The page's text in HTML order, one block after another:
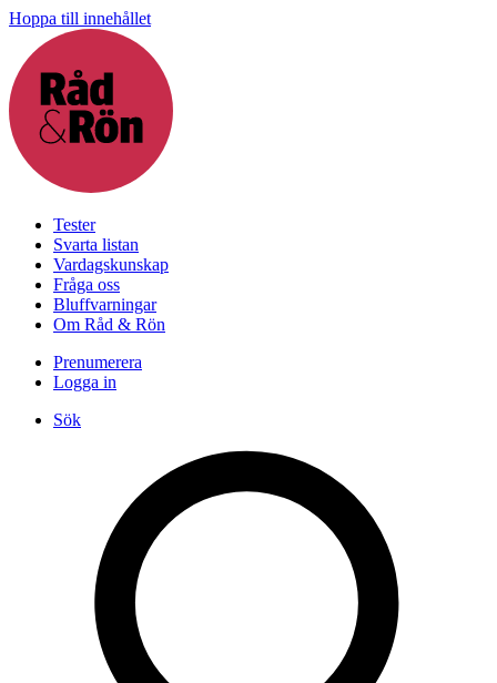
Hoppa till innehållet
Tester
Svarta listan
Vardagskunskap
Fråga oss
Bluffvarningar
Om Råd & Rön
Prenumerera
Logga in
Sök